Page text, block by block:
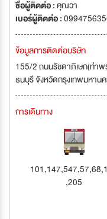
ชื่อผู้ติดต่อ :คุณวา
เบอร์ผู้ติดต่อ :
ข้อมูลการติดต่อบริษัท
155/2 ถนนรัชดาภิเษก(ท่าพ
ธนบุรี จังหวัดกรุงเทพมหาน
การเดินทาง
,205